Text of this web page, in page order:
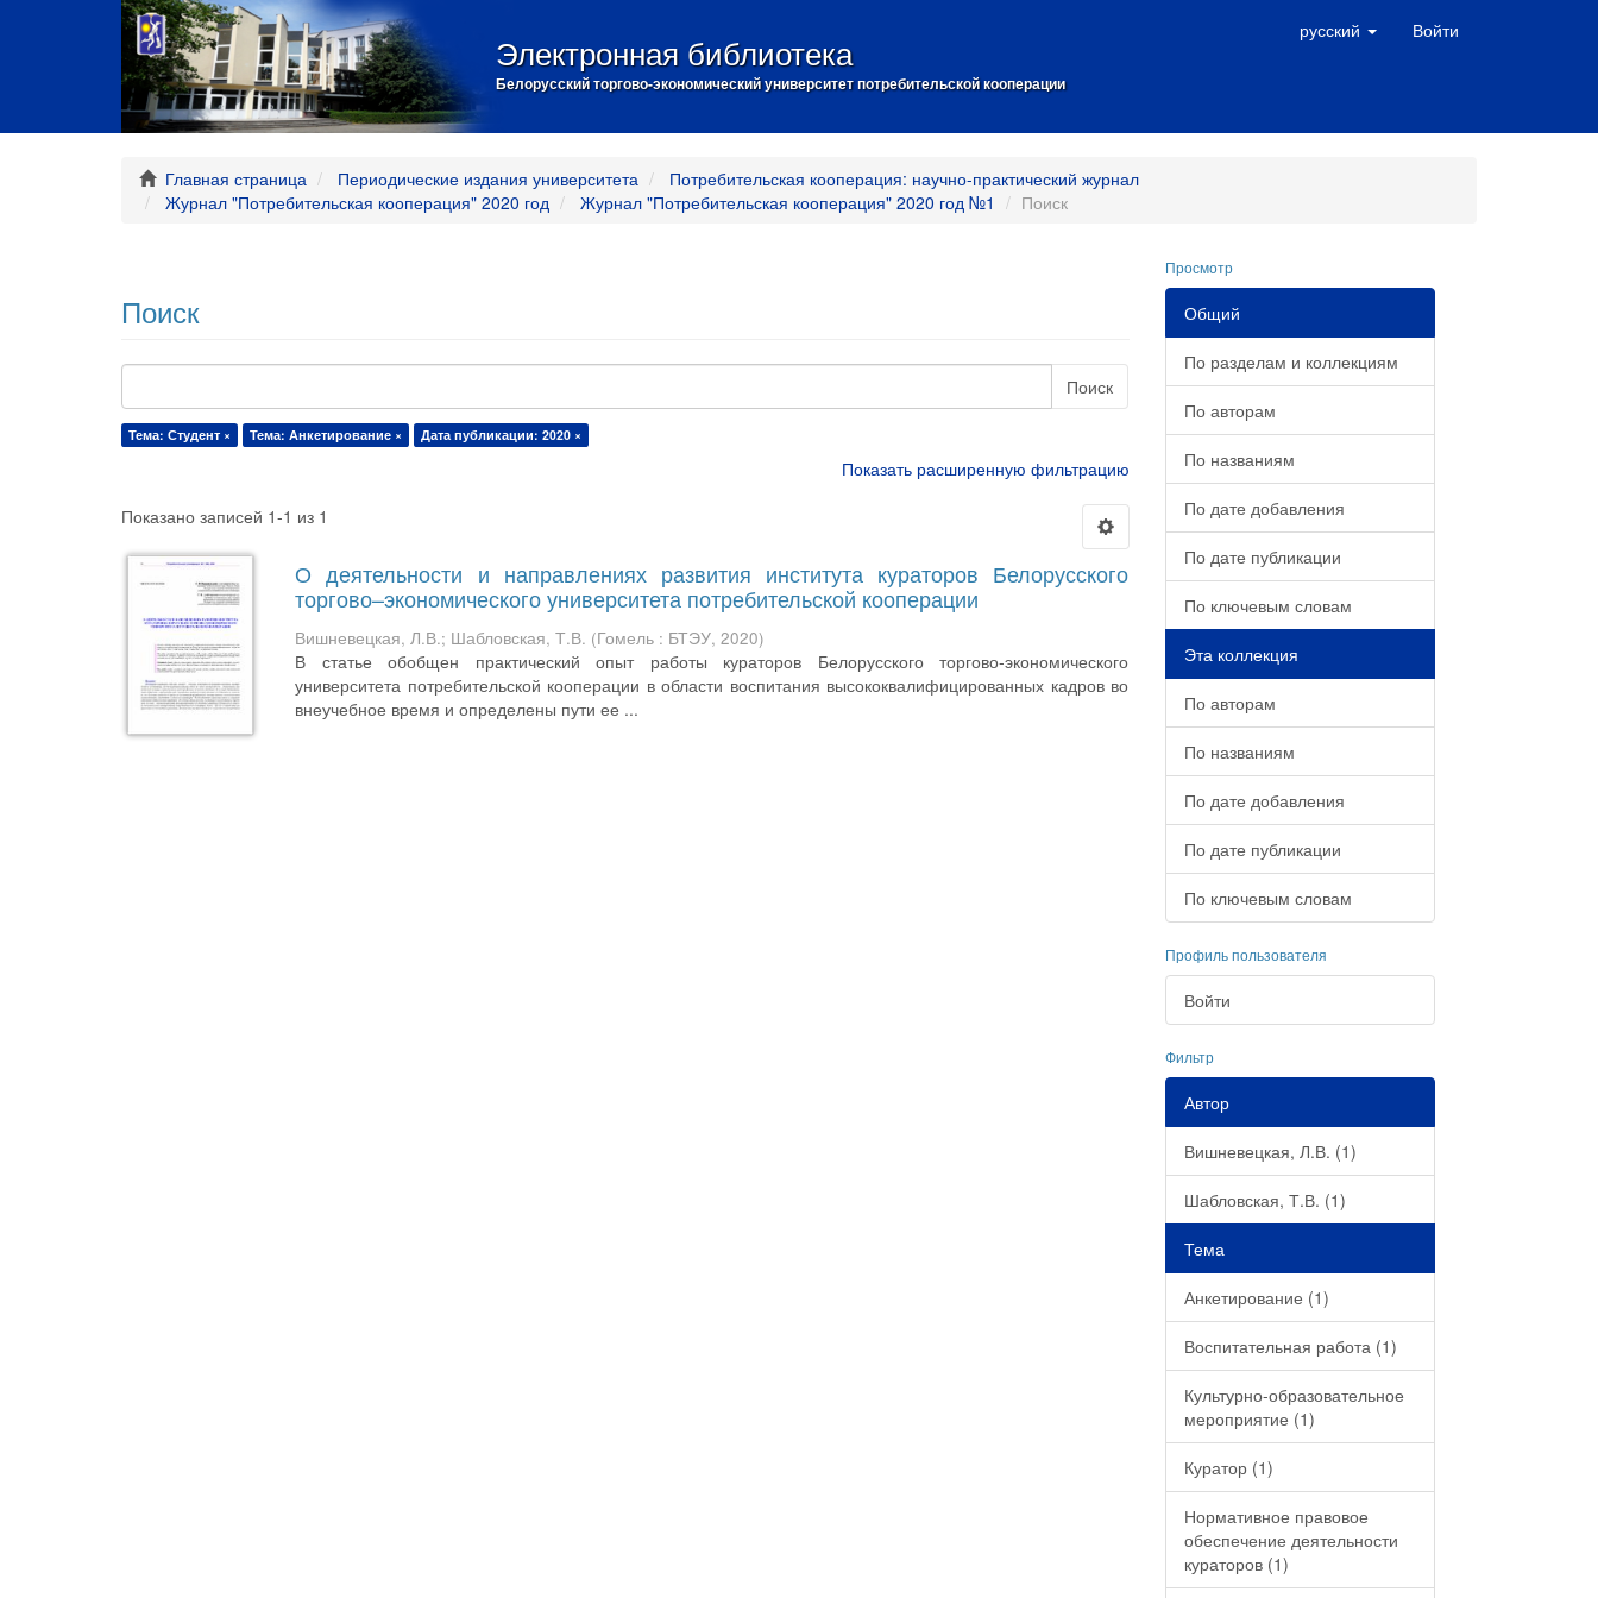
Электронная библиотека
Белорусский торгово-экономический университет потребительской кооперации
русский Войти
Главная страница Периодические издания университета
Потребительская кооперация: научно-практический журнал
Журнал "Потребительская кооперация" 2020 год
Журнал "Потребительская кооперация" 2020 год №1 Поиск
Поиск
Поиск
Тема: Студент × Тема: Анкетирование × Дата публикации: 2020 ×
Показать расширенную фильтрацию
Показано записей 1-1 из 1
О деятельности и направлениях развития института кураторов Белорусского
торгово–экономического университета потребительской кооперации
Вишневецкая, Л.В.; Шабловская, Т.В. (Гомель : БТЭУ,2020)
В статье обобщен практический опыт работы кураторов Белорусского торгово-экономического
университета потребительской кооперации в области воспитания высококвалифицированных кадров во
внеучебное время и определены пути ее ...
Просмотр
Общий
По разделам и коллекциям
По авторам
По названиям
По дате добавления
По дате публикации
По ключевым словам
Эта коллекция
По авторам
По названиям
По дате добавления
По дате публикации
По ключевым словам
Профиль пользователя
Войти
Фильтр
Автор
Вишневецкая, Л.В. (1)
Шабловская, Т.В. (1)
Тема
Анкетирование (1)
Воспитательная работа (1)
Культурно-образовательное
мероприятие (1)
Куратор (1)
Нормативное правовое
обеспечение деятельности
кураторов (1)